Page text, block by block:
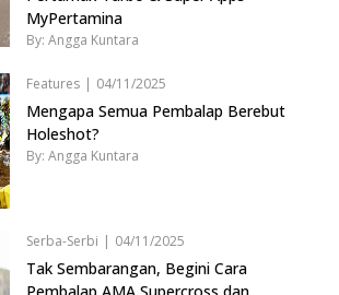
MyPertamina
By: Angga Kuntara
Features | 04/11/2025
Mengapa Semua Pembalap Berebut
Holeshot?
By: Angga Kuntara
Serba-Serbi | 04/11/2025
Tak Sembarangan, Begini Cara
Pembalap AMA Supercross dan